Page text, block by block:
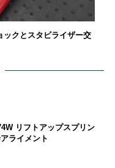
ックとスタビライザー交
リフトアップスプリン
ライメント